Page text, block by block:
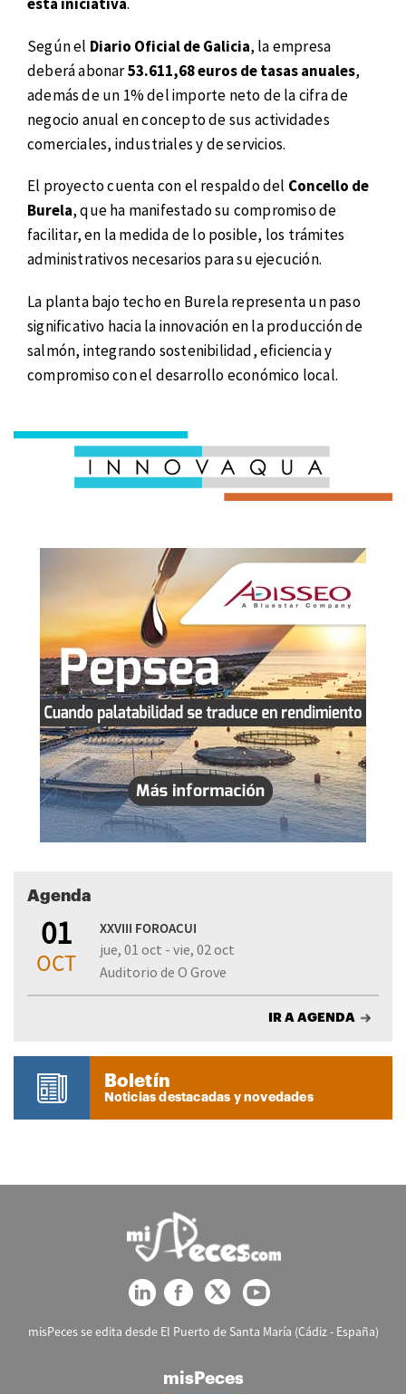
Según el Diario Oficial de Galicia, la empresa
deberá abonar53.611,68 euros de tasas anuales,
además de un 1% del importe neto de la cifra de
negocio anual en concepto de sus actividades
comerciales, industriales y de servicios.
El proyecto cuenta con el respaldo del Concello de
Burela, que ha manifestado su compromiso de
facilitar, en la medida de lo posible, los trámites
administrativos necesarios para su ejecución.
La planta bajo techo en Burela representa un paso
significativo hacia la innovación en la producción de
salmón, integrando sostenibilidad, eficiencia y
compromiso con el desarrollo económico local.
Agenda
01
OCT
XXVIII FOROACUI
jue, 01 oct - vie, 02 oct
Auditorio de O Grove
IR A AGENDA
Boletín
Noticias destacadas y novedades
misPeces se edita desde El Puerto de Santa María (Cádiz - España)
misPeces